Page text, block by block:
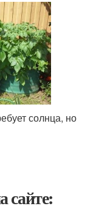
солнца, но
сайте: